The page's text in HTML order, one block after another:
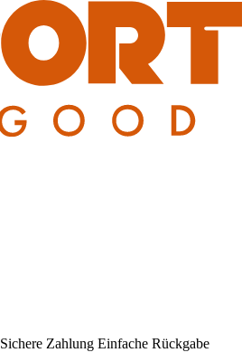
Sichere Zahlung Einfache Rückgabe